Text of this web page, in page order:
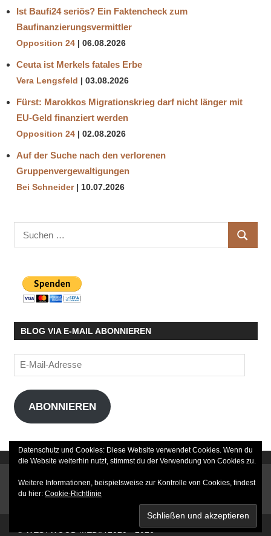
Ist Baufi24 seriös? Ein Faktencheck zum
Baufinanzierungsvermittler
Opposition 24 06.08.2026
Ceuta ist Merkels fatales Erbe
Vera Lengsfeld 03.08.2026
Fürst: Marokkos Migrationskrieg darf nicht länger mit
EU-Geld finanziert werden
Opposition 24 02.08.2026
Auf der Suche nach den verlorenen
Gruppenvergewaltigungen
Bei Schneider 10.07.2026
nach:
SUCHEN
BLOG VIA E-MAIL ABONNIEREN
E-
Mail-
Adresse
ABONNIEREN
Datenschutz und Cookies: Diese Website verwendet Cookies. Wenn du
die Website weiterhin nutzt, stimmst du der Verwendung von Cookies zu.
Weitere Informationen, beispielsweise zur Kontrolle von Cookies, findest
du hier: Cookie-Richtlinie
© WESTWOOD MEDIA 2020 - 2026